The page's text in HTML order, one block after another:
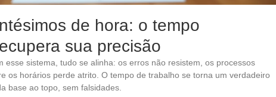
de hora: o tempo
sua precisão
esse sistema, tudo se alinha: os erros não resistem, os processos
os horários perde atrito. O tempo de trabalho se torna um verdadeiro
base ao topo, sem falsidades.